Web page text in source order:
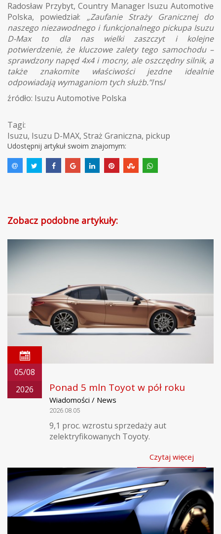
Radosław Przybyt, Country Manager Isuzu Automotive
Polska, powiedział: „Zaufanie Straży Granicznej do
naszego niezawodnego i funkcjonalnego pickupa Isuzu
D-Max to dla nas wielki zaszczyt i kolejne
potwierdzenie, że kluczowe zalety tego samochodu –
sprawdzony napęd 4x4 i mocny, ale oszczędny silnik, a
także znakomite właściwości jezdne idealnie
odpowiadają wymaganiom tych służb.”/ns/
źródło: Isuzu Automotive Polska
Tagi:
Isuzu, Isuzu D-MAX, Straż Graniczna, pickup
Udostępnij artykuł swoim znajomym:
Zobacz podobne artykuły:
05/08
2026
Ponad 5 mln Toyot w pół roku
Wiadomości / News
2026.08.05
9,1 proc. wzrostu sprzedaży aut
zelektryfikowanych Toyoty.
Czytaj więcej